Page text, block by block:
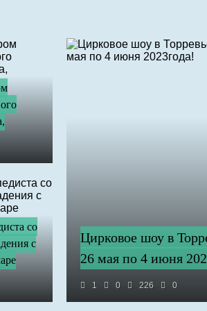
Цирковое шоу в
26 мая по 4 июня
1 0 226 0
со
с